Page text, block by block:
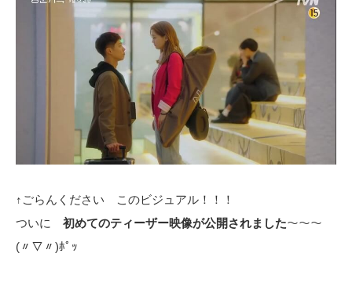
↑ごらんください このビジュアル！！！
ついに 初めてのティーザー映像が公開されました～～～
(〃▽〃)ﾎﾟｯ